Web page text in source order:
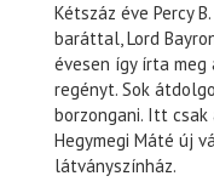
Kétszáz éve Percy
baráttal, Lord
évesen így írta meg
regényt. Sok
borzongani. Itt csak
Hegymegi Máté új
látványszínház.